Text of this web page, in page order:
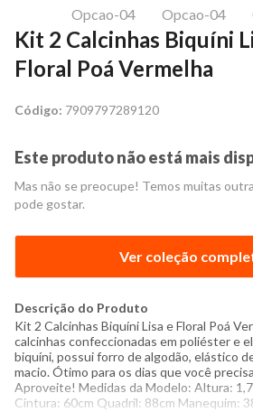
Kit 2 Calcinhas Biquíni
Floral Poá Vermelha
Código: 7909797289120
Este produto não está mais
Mas não se preocupe! Temos muitas
pode gostar.
Ver coleção
Descrição do Produto
Kit 2 Calcinhas Biquíni Lisa e Floral Poá
calcinhas confeccionadas em poliéster e
biquíni, possui forro de algodão, elástico
macio. Ótimo para os dias que você
Aproveite! Medidas da Modelo: Altura:
Cintura: 60cm Quadril: 88cm Manequim: